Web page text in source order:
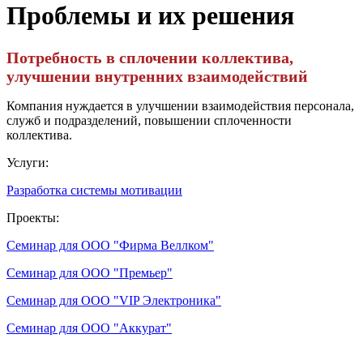
Проблемы и их решения
Потребность в сплочении коллектива,
улучшении внутренних взаимодействий
Компания нуждается в улучшении взаимодействия персонала,
служб и подразделений, повышении сплоченности
коллектива.
Услуги:
Разработка системы мотивации
Проекты:
Семинар для ООО "Фирма Веллком"
Семинар для ООО "Премьер"
Семинар для ООО "VIP Электроника"
Семинар для ООО "Аккурат"